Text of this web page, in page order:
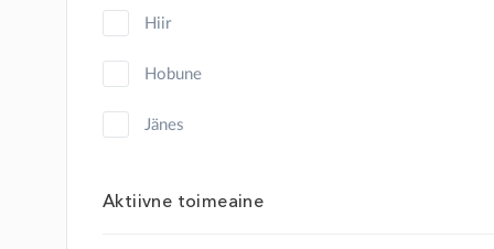
hiir
hobune
jänes
Aktiivne toimeaine